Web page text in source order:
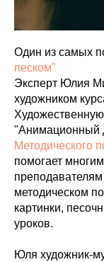
Один из самых
песком"
Эксперт Юлия
художником
"Анимационный
Методического
помогает
методическом
картинки,
уроков.
Юля художник-